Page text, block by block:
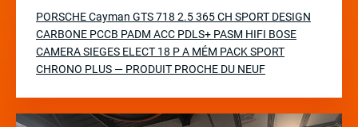
PORSCHE Cayman GTS 718 2.5 365 CH SPORT DESIGN
CARBONE PCCB PADM ACC PDLS+ PASM HIFI BOSE
CAMERA SIEGES ELECT 18 P A MÉM PACK SPORT
CHRONO PLUS — PRODUIT PROCHE DU NEUF